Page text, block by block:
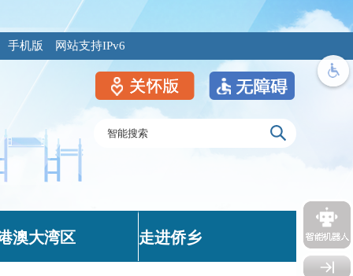
手机版 网站支持IPv6
澳大湾区 走进侨乡